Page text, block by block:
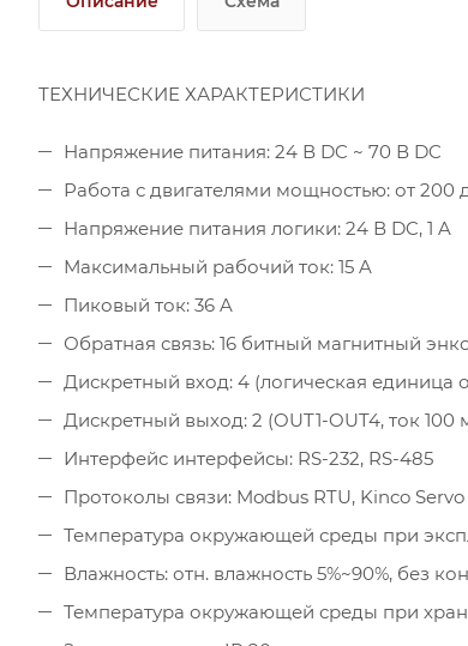
ТЕХНИЧЕСКИЕ ХАРАКТЕРИСТИКИ
Напряжение питания: 24 В DC ~ 70 В DC
Работа с двигателями мощностью: от 200
Напряжение питания логики: 24 В DC, 1 A
Максимальный рабочий ток: 15 A
Пиковый ток: 36 A
Обратная связь: 16 битный магнитный
Дискретный вход: 4 (логическая единица
Дискретный выход: 2 (OUT1-OUT4, ток 100
Интерфейс интерфейсы: RS-232, RS-485
Протоколы связи: Modbus RTU, Kinco Servo
Температура окружающей среды при
Влажность: отн. влажность 5%~90%, без
Температура окружающей среды при